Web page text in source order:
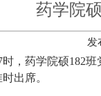
药学院
发
时，药学院硕182
出席。